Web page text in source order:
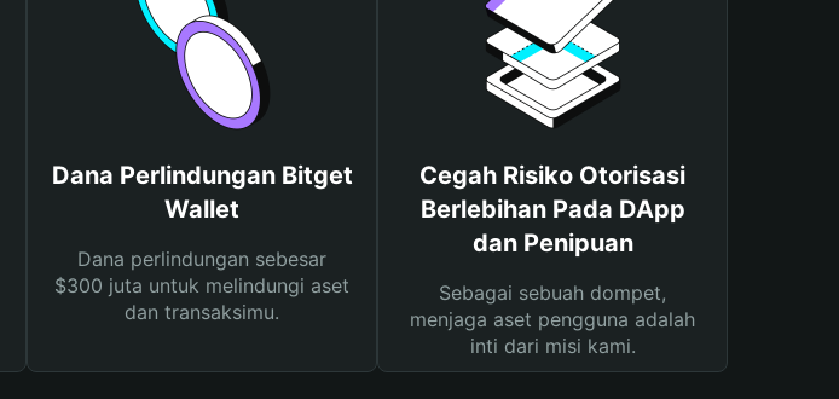
Dana Perlindungan Bitget
Wallet
Dana perlindungan sebesar
$300 juta untuk melindungi aset
dan transaksimu.
Cegah Risiko Otorisasi
Berlebihan Pada DApp
dan Penipuan
Sebagai sebuah dompet,
menjaga aset pengguna adalah
inti dari misi kami.